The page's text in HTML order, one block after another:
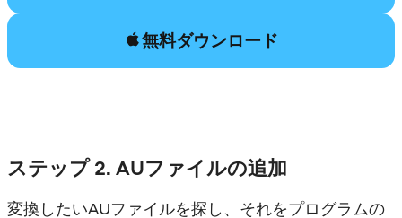
無料ダウンロード
ステップ 2. AUファイルの追加
変換したいAUファイルを探し、それをプログラムの